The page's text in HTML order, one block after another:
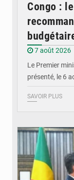
Congo :
7 août 2026
Le Premier
présenté, le 6
SAVOIR PLUS